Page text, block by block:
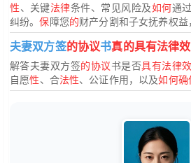
性、关键法律条件、常见风险及如何通
纠纷。保障您的财产分割和子女抚养权益
夫妻双方签的协议书真的具有法律
解答夫妻双方签的协议书是否具有法律
自愿性、合法性、公证作用，以及如何确